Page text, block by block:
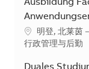
Ausbildung
地点明登, 北莱茵
类别
行政管理与后勤